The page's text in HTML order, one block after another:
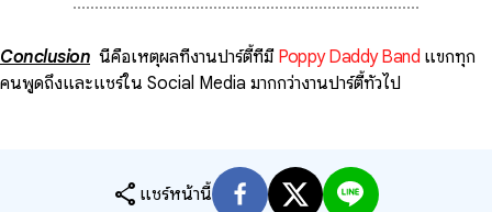
นี่คือเหตุผลที่งานปาร์ตี้ที่มี Poppy Daddy Band แขกทุก
คนพูดถึงและแชร์ใน Social Media มากกว่างานปาร์ตี้ทั่วไป
share แชร์หน้านี้